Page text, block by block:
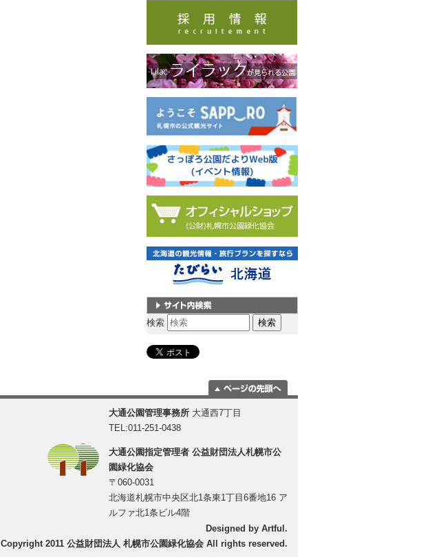
サイト内検索
検索
に移動
大通公園管理事務所 大通西7丁目
TEL:011-251-0438
大通公園指定管理者 公益財団法人札幌市公
園緑化協会
〒060-0031
北海道札幌市中央区北1条東1丁目6番地16 ア
ルファ北1条ビル4階
Designed by Artful.
Copyright 2011 公益財団法人 札幌市公園緑化協会 All rights reserved.